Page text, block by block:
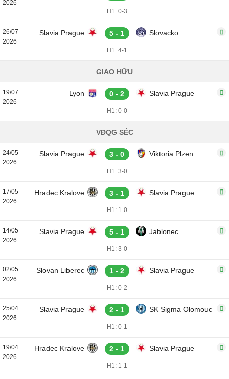
2026
H1: 0-3
26/07
2026
Slavia Prague 5 - 1 Slovacko
H1: 4-1
GIAO HỮU
19/07
2026
Lyon 0 - 2 Slavia Prague
H1: 0-0
VĐQG SÉC
24/05
2026
Slavia Prague 3 - 0 Viktoria Plzen
H1: 3-0
17/05
2026
Hradec Kralove 3 - 1 Slavia Prague
H1: 1-0
14/05
2026
Slavia Prague 5 - 1 Jablonec
H1: 3-0
02/05
2026
Slovan Liberec 1 - 2 Slavia Prague
H1: 0-2
25/04
2026
Slavia Prague 2 - 1 SK Sigma Olomouc
H1: 0-1
19/04
2026
Hradec Kralove 2 - 1 Slavia Prague
H1: 1-1